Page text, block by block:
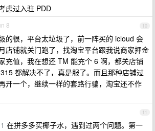
虑过入驻 PDD
10
8
的很，平台太垃圾了，前一阵买的 icloud 会
店铺就关门跑了，找淘宝平台跟我说商家押金
充值，我在想还 TM 能充个 6 啊，都关店铺
都解决不了，真是服了。而且那种店铺过
开一个，继续一样的套路行骗，淘宝还不作
11
在拼多多买椰子水，遇到过两个问题。第一